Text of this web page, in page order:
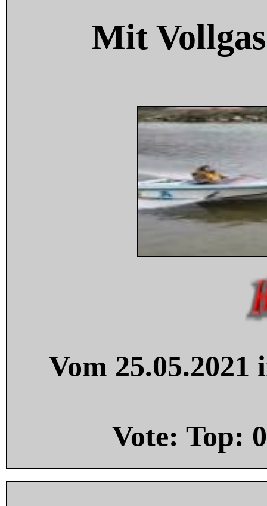
Mit
Vom
Vote: Top: 0